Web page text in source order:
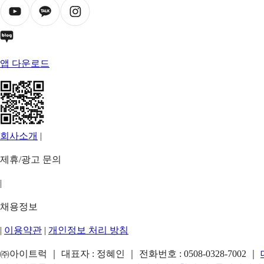
앱 다운로드
회사소개 |
제휴/광고 문의
|
채용정보
| 이용약관 | 개인정보 처리 방침
㈜아이트럭 ｜ 대표자 : 정혜인 ｜ 전화번호 : 0508-0328-7002